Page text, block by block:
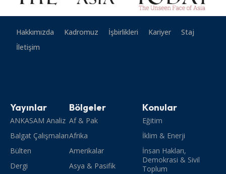
Hakkımızda Kadromuz İşbirlikleri Kariyer
Staj
İletişim
Yayınlar
ANKASAM Analiz
Balgat Çalışmaları
Bülten
Dergi
Bölgeler
Af & Pak
Afrika
Amerikalar
Asya & Pasifik
Konular
Eğitim
İklim & Enerji
İnsan Hakları,
Demokrasi & Sivil
Toplum